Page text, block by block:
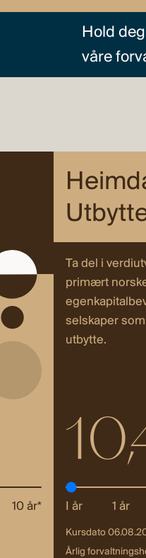
Hold
våre
10 år*
Ta del i
primært
selskaper
utbytte.
I år 1 år
Kursdato
Årlig